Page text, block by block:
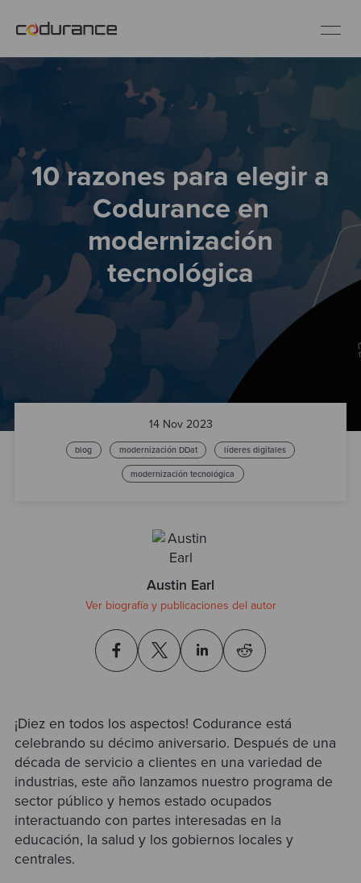
Servicios
Buenas prácticas
Sobre nosotros
Únete al equipo
10 razones para elegir a
Codurance en
modernización
tecnológica
14 Nov 2023
blog modernización DDat líderes digitales
modernización tecnológica
Austin Earl
Ver biografía y publicaciones del autor
¡Diez en todos los aspectos! Codurance está
celebrando su décimo aniversario. Después de una
década de servicio a clientes en una variedad de
industrias, este año lanzamos nuestro programa de
sector público y hemos estado ocupados
interactuando con partes interesadas en la
educación, la salud y los gobiernos locales y
centrales.